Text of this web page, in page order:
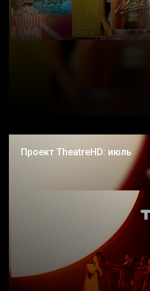
Проект TheatreHD: июль